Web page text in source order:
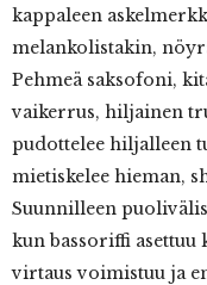
kappaleen
melankolistakin,
Pehmeä saksofoni,
vaikerrus, hiljainen
pudottelee hiljalleen
mietiskelee hieman,
Suunnilleen
kun bassoriffi
virtaus voimistuu ja